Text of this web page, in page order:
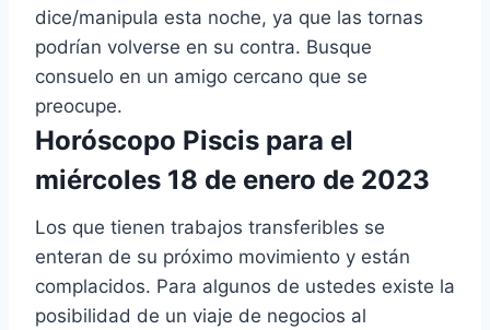
dice/manipula esta noche, ya que las tornas
podrían volverse en su contra. Busque
consuelo en un amigo cercano que se
preocupe.
Horóscopo Piscis para el
miércoles 18 de enero de 2023
Los que tienen trabajos transferibles se
enteran de su próximo movimiento y están
complacidos. Para algunos de ustedes existe la
posibilidad de un viaje de negocios al